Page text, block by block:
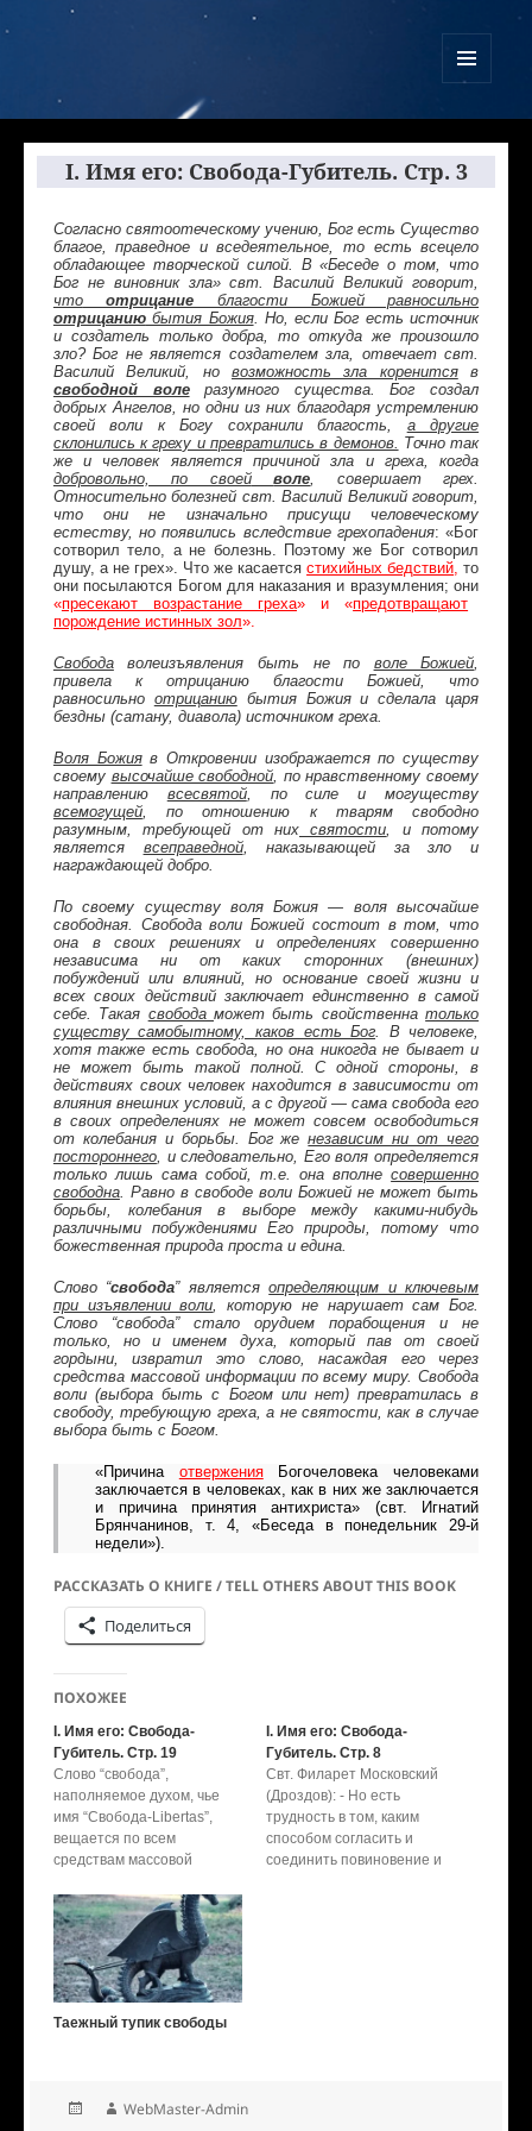
I. Имя его: Свобода-Губитель. Стр. 3
Согласно святоотеческому учению, Бог есть Существо
благое, праведное и вседеятельное, то есть всецело
обладающее творческой силой. В «Беседе о том, что
Бог не виновник зла» свт. Василий Великий говорит,
чтоотрицание благости Божией равносильно
отрицаниюбытия Божия. Но, если Бог есть источник
и создатель только добра, то откуда же произошло
зло? Бог не является создателем зла, отвечает свт.
Василий Великий, но возможность зла коренитсяв
свободной волеразумного существа. Бог создал
добрых Ангелов, но одни из них благодаря устремлению
своей воли к Богу сохранили благость, а другие
склонились к греху и превратились в демонов. Точно так
же и человек является причиной зла и греха, когда
добровольно, по своей
воле, совершает грех.
Относительно болезней свт. Василий Великий говорит,
что они не изначально присущи человеческому
естеству, но появились вследствие грехопадения: «Бог
сотворил тело, а не болезнь. Поэтому же Бог сотворил
душу, а не грех». Что же касаетсястихийных бедствий,то
они посылаются Богом для наказания и вразумления; они
«пресекают возрастание греха» и «предотвращают
порождение истинных зол».
Свободаволеизъявления быть не по воле Божией,
привела к отрицанию благости Божией, что
равносильно отрицаниюбытия Божия и сделала царя
бездны (сатану, диавола) источником греха.
Воля Божияв Откровении изображается по существу
своему высочайше свободной, по нравственному своему
направлению всесвятой, по силе и могуществу
всемогущей, по отношению к тварям свободно
разумным, требующей от них святости, и потому
является всеправедной, наказывающей за зло и
награждающей добро.
По своему существу воля Божия — воля высочайше
свободная. Свобода воли Божией состоит в том, что
она в своих решениях и определениях совершенно
независима ни от каких сторонних (внешних)
побуждений или влияний, но основание своей жизни и
всех своих действий заключает единственно в самой
себе. Такая свободаможет быть свойственнатолько
существу самобытному, каков есть Бог. В человеке,
хотя также есть свобода, но она никогда не бывает и
не может быть такой полной. С одной стороны, в
действиях своих человек находится в зависимости от
влияния внешних условий, а с другой — сама свобода его
в своих определениях не может совсем освободиться
от колебания и борьбы. Бог женезависим ни от чего
постороннего, и следовательно, Его воля определяется
только лишь сама собой, т.е. она вполнесовершенно
свободна. Равно в свободе воли Божией не может быть
борьбы, колебания в выборе между какими-нибудь
различными побуждениями Его природы, потому что
божественная природа проста и едина.
Слово “свобода” являетсяопределяющим и ключевым
при изъявлении воли, которую не нарушает сам Бог.
Слово “свобода” стало орудием порабощения и не
только, но и именем духа, который пав от своей
гордыни, извратил это слово, насаждая его через
средства массовой информации по всему миру. Свобода
воли (выбора быть с Богом или нет) превратилась в
свободу, требующую греха, а не святости, как в случае
выбора быть с Богом.
«Причина отвержения
Богочеловека человеками
заключается в человеках, как в них же заключается
и причина принятия антихриста» (свт. Игнатий
Брянчанинов, т. 4, «Беседа в понедельник 29-й
недели»).
РАССКАЗАТЬ О КНИГЕ / TELL OTHERS ABOUT THIS BOOK
Поделиться
ПОХОЖЕЕ
I. Имя его: Свобода-
Губитель. Стр. 19
Слово “свобода”,
наполняемое духом, чье
имя “Свобода-Libertas”,
вещается по всем
средствам массовой
по всему миру. Имя этого
гордого “гения из гениев”
прославляют и воспевают
поэты, художники,
музыканты, создающие
произведения искусства,
инженеров: “И чудесами
I. Имя его: Свобода-
Губитель. Стр. 8
Свт. Филарет Московский
(Дроздов): - Но есть
трудность в том, каким
способом согласить и
соединить повиновение и
Таежный тупик свободы
WebMaster-Admin